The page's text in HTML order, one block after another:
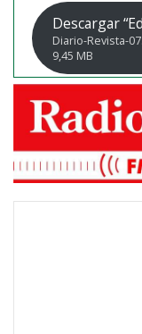
Descargar
Diario-Revista-
9,45 MB